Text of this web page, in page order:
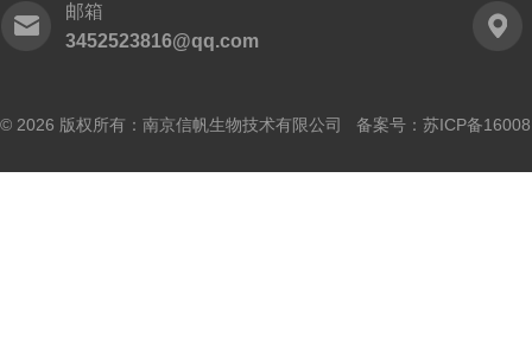
邮箱
3452523816@qq.com
© 2026 版权所有：南京信帆生物技术有限公司 备案号： 苏ICP备